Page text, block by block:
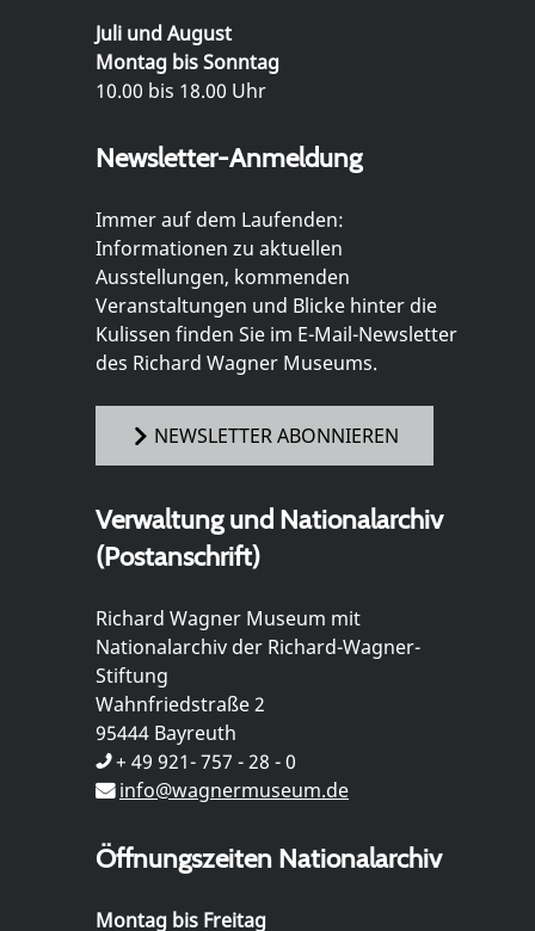
Juli und August
Montag bis Sonntag
10.00 bis 18.00 Uhr
Newsletter-Anmeldung
Immer auf dem Laufenden:
Informationen zu aktuellen
Ausstellungen, kommenden
Veranstaltungen und Blicke hinter die
Kulissen finden Sie im E-Mail-Newsletter
des Richard Wagner Museums.
NEWSLETTER ABONNIEREN
Verwaltung und Nationalarchiv
(Postanschrift)
Richard Wagner Museum mit
Nationalarchiv der Richard-Wagner-
Stiftung
Wahnfriedstraße 2
95444 Bayreuth
+ 49 921- 757 - 28 - 0
info@wagnermuseum.de
Öffnungszeiten Nationalarchiv
Montag bis Freitag